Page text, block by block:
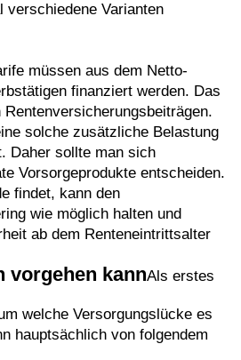
Varianten
müssen aus dem Netto-
finanziert werden. Das
solche zusätzliche Belastung
Daher sollte man sich
Vorsorgeprodukte entscheiden.
findet, kann den
wie möglich halten und
ab dem Renteneintrittsalter
vorgehen kannAls erstes
welche Versorgungslücke es
hauptsächlich von folgendem